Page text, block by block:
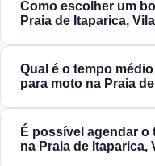
Como escolher um
Praia de Itaparica,
Qual é o tempo
para moto na Praia
É possível agendar
na Praia de Itaparica,